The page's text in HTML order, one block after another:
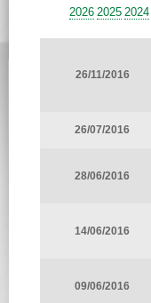
2026 2025 2024
26/11/2016
26/07/2016
28/06/2016
14/06/2016
09/06/2016